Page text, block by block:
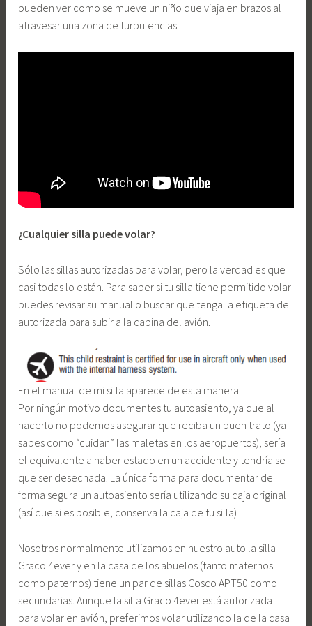
pueden ver como se mueve un niño que viaja en brazos al
atravesar una zona de turbulencias:
¿Cualquier silla puede volar?
Sólo las sillas autorizadas para volar, pero la verdad es que
casi todas lo están. Para saber si tu silla tiene permitido volar
puedes revisar su manual o buscar que tenga la etiqueta de
autorizada para subir a la cabina del avión.
En el manual de mi silla aparece de esta manera
Por ningún motivo documentes tu autoasiento, ya que al
hacerlo no podemos asegurar que reciba un buen trato (ya
sabes como “cuidan” las maletas en los aeropuertos), sería
el equivalente a haber estado en un accidente y tendría se
que ser desechada. La única forma para documentar de
forma segura un autoasiento sería utilizando su caja original
(así que si es posible, conserva la caja de tu silla)
Nosotros normalmente utilizamos en nuestro auto la silla
Graco 4ever y en la casa de los abuelos (tanto maternos
como paternos) tiene un par de sillas Cosco APT50 como
secundarias. Aunque la silla Graco 4ever está autorizada
para volar en avión, preferimos volar utilizando la de la casa